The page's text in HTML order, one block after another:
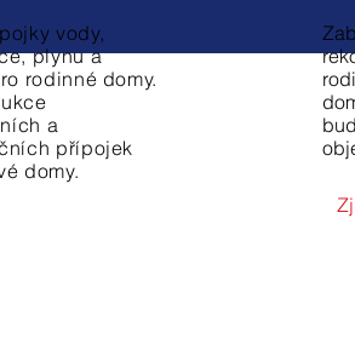
vody,
plynu a
rodinné domy.
a
přípojek
domy.